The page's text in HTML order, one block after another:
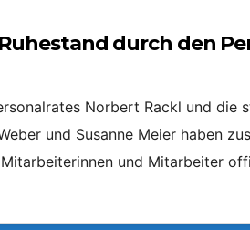
durch den
Norbert Rackl und die
und Susanne Meier haben
und Mitarbeiter